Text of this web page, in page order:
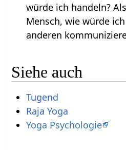
würde ich handeln?
Mensch, wie würde
anderen
Siehe auch
Tugend
Raja Yoga
Yoga Psychologie